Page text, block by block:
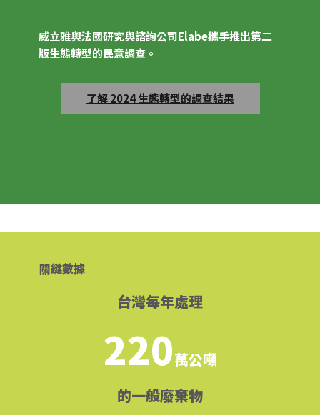
威立雅與法國研究與諮詢公司Elabe攜手推出第二
版生態轉型的民意調查。
了解 2024 生態轉型的調查結果
關鍵數據
台灣每年處理
220萬公噸
的一般廢棄物